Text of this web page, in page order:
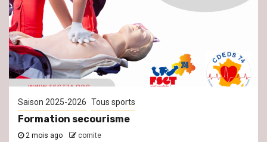
Saison 2025-2026 Tous sports
Formation secourisme
2 mois ago comite